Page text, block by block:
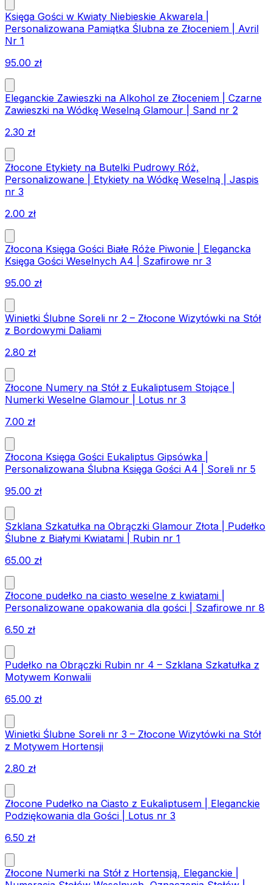
Księga Gości w Kwiaty Niebieskie Akwarela |
Personalizowana Pamiątka Ślubna ze Złoceniem | Avril
Nr 1
95.00 zł
Eleganckie Zawieszki na Alkohol ze Złoceniem | Czarne
Zawieszki na Wódkę Weselną Glamour | Sand nr 2
2.30 zł
Złocone Etykiety na Butelki Pudrowy Róż,
Personalizowane | Etykiety na Wódkę Weselną | Jaspis
nr 3
2.00 zł
Złocona Księga Gości Białe Róże Piwonie | Elegancka
Księga Gości Weselnych A4 | Szafirowe nr 3
95.00 zł
Winietki Ślubne Soreli nr 2 – Złocone Wizytówki na Stół
z Bordowymi Daliami
2.80 zł
Złocone Numery na Stół z Eukaliptusem Stojące |
Numerki Weselne Glamour | Lotus nr 3
7.00 zł
Złocona Księga Gości Eukaliptus Gipsówka |
Personalizowana Ślubna Księga Gości A4 | Soreli nr 5
95.00 zł
Szklana Szkatułka na Obrączki Glamour Złota | Pudełko
Ślubne z Białymi Kwiatami | Rubin nr 1
65.00 zł
Złocone pudełko na ciasto weselne z kwiatami |
Personalizowane opakowania dla gości | Szafirowe nr 8
6.50 zł
Pudełko na Obrączki Rubin nr 4 – Szklana Szkatułka z
Motywem Konwalii
65.00 zł
Winietki Ślubne Soreli nr 3 – Złocone Wizytówki na Stół
z Motywem Hortensji
2.80 zł
Złocone Pudełko na Ciasto z Eukaliptusem | Eleganckie
Podziękowania dla Gości | Lotus nr 3
6.50 zł
Złocone Numerki na Stół z Hortensją, Eleganckie |